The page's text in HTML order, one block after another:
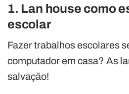
1. Lan house como
escolar
Fazer trabalhos escolares
computador em casa? As
salvação!